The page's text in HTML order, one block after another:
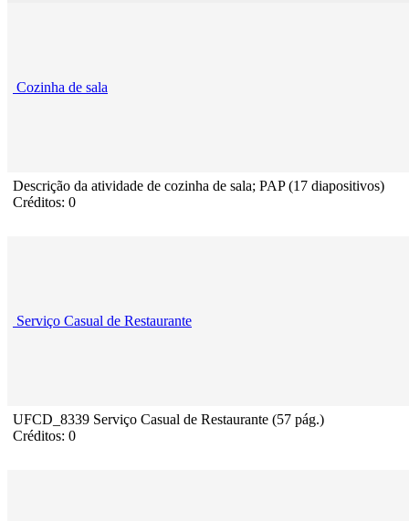
Cozinha de sala
Descrição da atividade de cozinha de sala; PAP (17 diapositivos)
Créditos: 0
Serviço Casual de Restaurante
UFCD_8339 Serviço Casual de Restaurante (57 pág.)
Créditos: 0